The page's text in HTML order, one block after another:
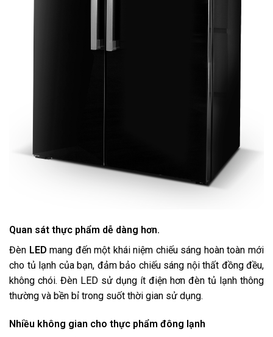
Quan sát thực phẩm dễ dàng hơn.
Đèn LED mang đến một khái niệm chiếu sáng hoàn toàn mới
cho tủ lạnh của bạn, đảm bảo chiếu sáng nội thất đồng đều,
không chói. Đèn LED sử dụng ít điện hơn đèn tủ lạnh thông
thường và bền bỉ trong suốt thời gian sử dụng.
Nhiều không gian cho thực phẩm đông lạnh